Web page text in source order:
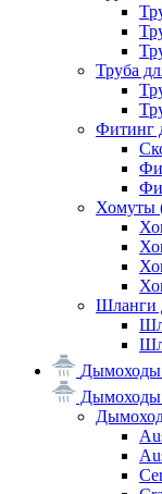
Труба
Фитинг
Хомуты
Шланги
Дымоходы
Дымоходы